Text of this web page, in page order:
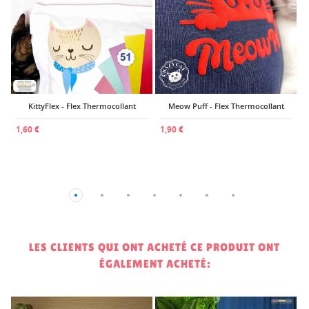
KittyFlex - Flex Thermocollant
1,60 €
Meow Puff - Flex Thermocollant
1,90 €
LES CLIENTS QUI ONT ACHETÉ CE PRODUIT ONT
ÉGALEMENT ACHETÉ: